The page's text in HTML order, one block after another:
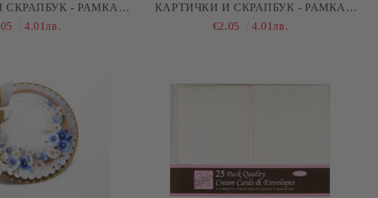
СКРАПБУК - РАМКА
ЗА БЕБЕ - 1 БР.
4.01лв.
КАРТИЧКИ И СКРАПБУК - РАМКА
МЕЧЕ ЗА МОМИЧЕНЦЕ - 1 БР.
€2.05 4.01лв.